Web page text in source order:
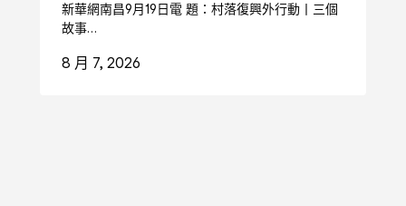
新華網南昌9月19日電 題：村落復興外行動丨三個
故事…
8 月 7, 2026